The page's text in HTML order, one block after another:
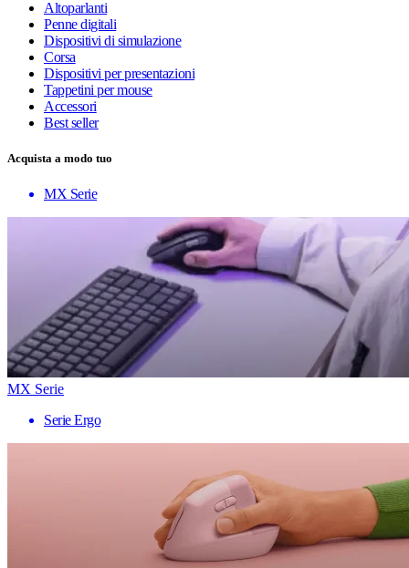
Altoparlanti
Penne digitali
Dispositivi di simulazione
Corsa
Dispositivi per presentazioni
Tappetini per mouse
Accessori
Best seller
Acquista a modo tuo
MX Serie
MX Serie
Serie Ergo